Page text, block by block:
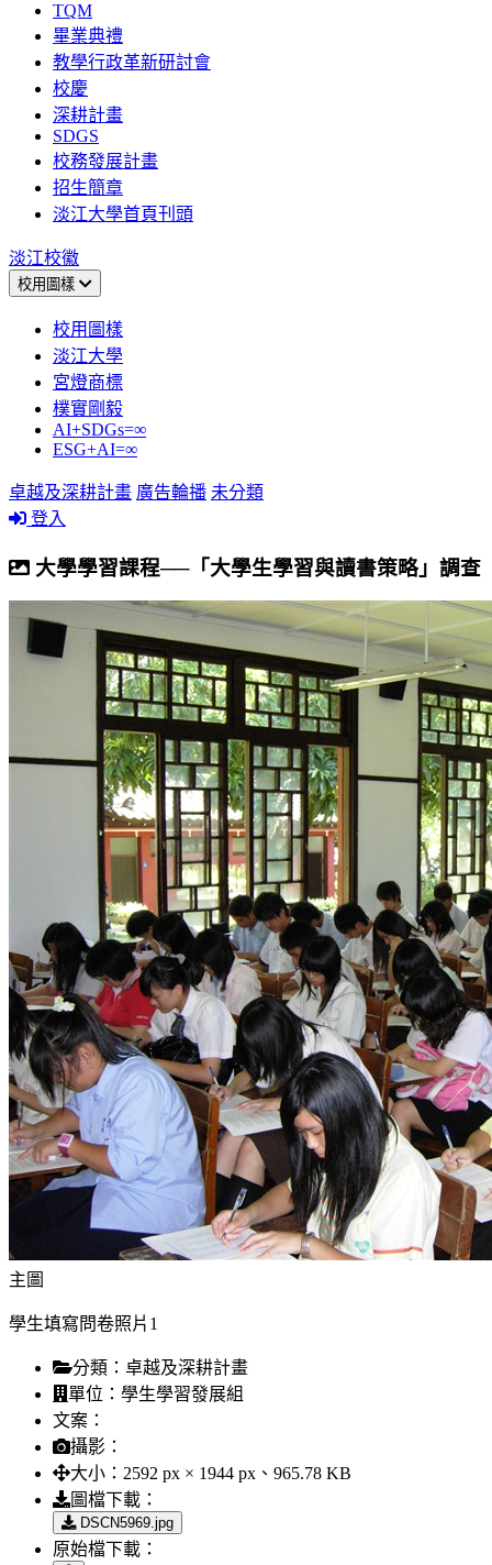
TQM
畢業典禮
教學行政革新研討會
校慶
深耕計畫
SDGS
校務發展計畫
招生簡章
淡江大學首頁刊頭
淡江校徽
校用圖樣
校用圖樣
淡江大學
宮燈商標
樸實剛毅
AI+SDGs=∞
ESG+AI=∞
卓越及深耕計畫 廣告輪播 未分類
登入
大學學習課程──「大學生學習與讀書策略」調查
主圖
學生填寫問卷照片1
分類： 卓越及深耕計畫
單位： 學生學習發展組
文案：
攝影：
大小： 2592 px × 1944 px、965.78 KB
圖檔下載：
DSCN5969.jpg
原始檔下載：